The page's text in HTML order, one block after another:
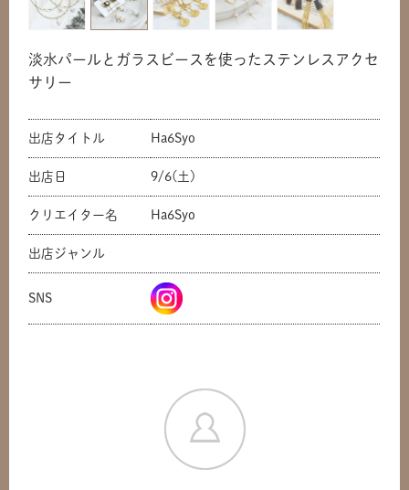
淡水パールとガラスビースを使ったステンレスアクセ
サリー
出店タイトル Ha6Syo
出店日 9/6(土)
クリエイター名 Ha6Syo
出店ジャンル
SNS